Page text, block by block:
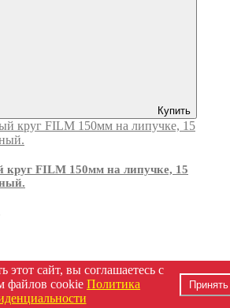
Купить
FILM 150мм на липучке, 15
этот сайт, вы соглашаетесь с
файлов cookie Политика
Принять